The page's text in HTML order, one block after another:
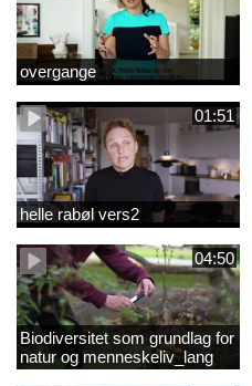
overgange
01:51
helle rabøl vers2
04:50
Biodiversitet som grundlag for
natur og menneskeliv_lang
version